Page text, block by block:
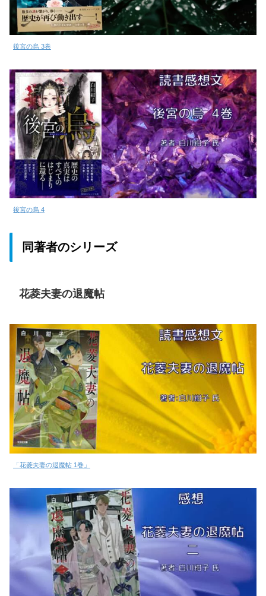
後宮の烏 3巻
後宮の烏 4
同著者のシリーズ
花菱夫妻の退魔帖
「花菱夫妻の退魔帖 1巻」